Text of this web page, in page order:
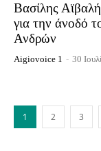
Βασίλης
για την άνοδό
Ανδρών
Aigiovoice 1 - 30
1 2 3